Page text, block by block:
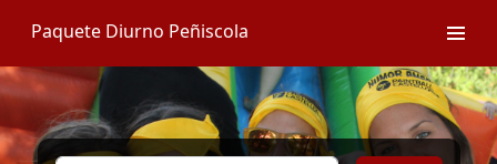
Paquete Diurno Peñiscola